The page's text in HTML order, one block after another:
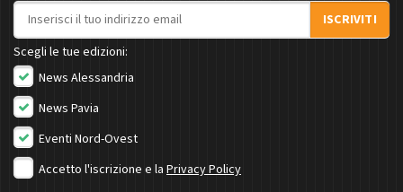
Indirizzo email
ISCRIVITI
Scegli le tue edizioni:
News Alessandria
News Pavia
Eventi Nord-Ovest
Accetto l'iscrizione e la Privacy Policy